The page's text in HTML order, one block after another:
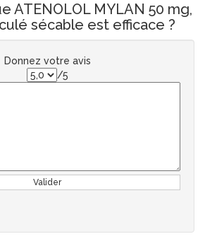
ATENOLOL MYLAN 50 mg,
sécable est efficace ?
Donnez votre avis
/5
Valider